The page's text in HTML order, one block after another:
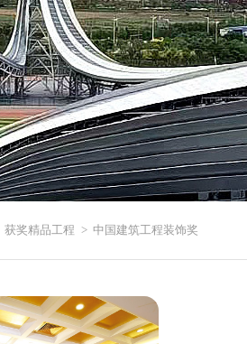
获奖精品工程 > 中国建筑工程装饰奖